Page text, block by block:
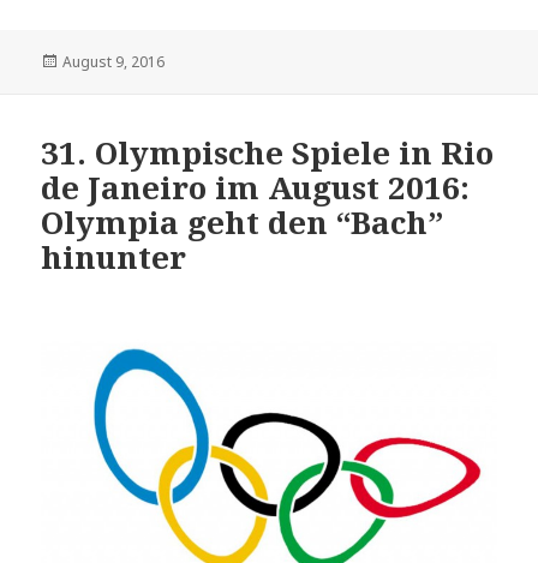
Veröffentlicht
August 9, 2016
31. Olympische Spiele in Rio
de Janeiro im August 2016:
Olympia geht den “Bach”
hinunter